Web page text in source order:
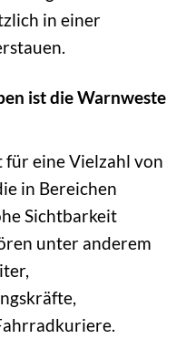
in einer
ist die Warnweste
für eine Vielzahl von
in Bereichen
Sichtbarkeit
unter anderem